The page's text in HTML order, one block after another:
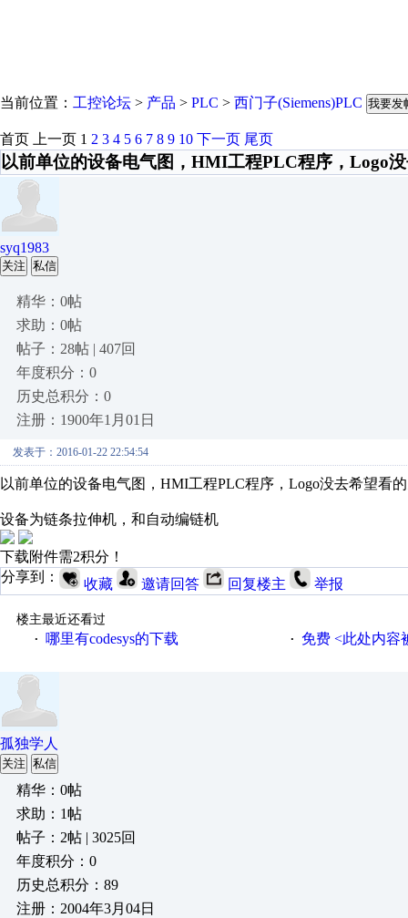
当前位置： 工控论坛 > 产品 > PLC > 西门子(Siemens)PLC 我要发
首页 上一页 1 2 3 4 5 6 7 8 9 10 下一页 尾页
以前单位的设备电气图，HMI工程PLC程序，Logo
syq1983
关注 私信
精华：0帖
求助：0帖
帖子：28帖 | 407回
年度积分：0
历史总积分：0
注册：1900年1月01日
发表于：2016-01-22 22:54:54
以前单位的设备电气图，HMI工程PLC程序，Logo没去希望看
设备为链条拉伸机，和自动编链机
下载附件需2积分！
分享到：
收藏 邀请回答 回复楼主 举报
楼主最近还看过
·
哪里有codesys的下载 · 免费 <此处内容被屏蔽
孤独学人
关注 私信
精华：0帖
求助：1帖
帖子：2帖 | 3025回
年度积分：0
历史总积分：89
注册：2004年3月04日